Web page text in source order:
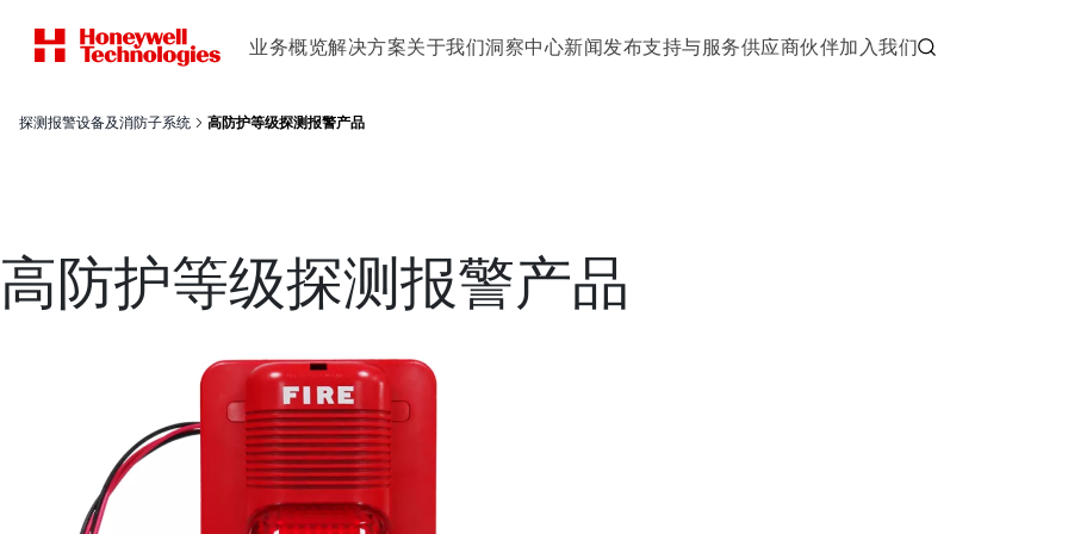
业务概览解决方案关于我们洞察中心新闻发布支持与服务供应商伙伴加入我们
探测报警设备及消防子系统 高防护等级探测报警产品
高防护等级探测报警产品